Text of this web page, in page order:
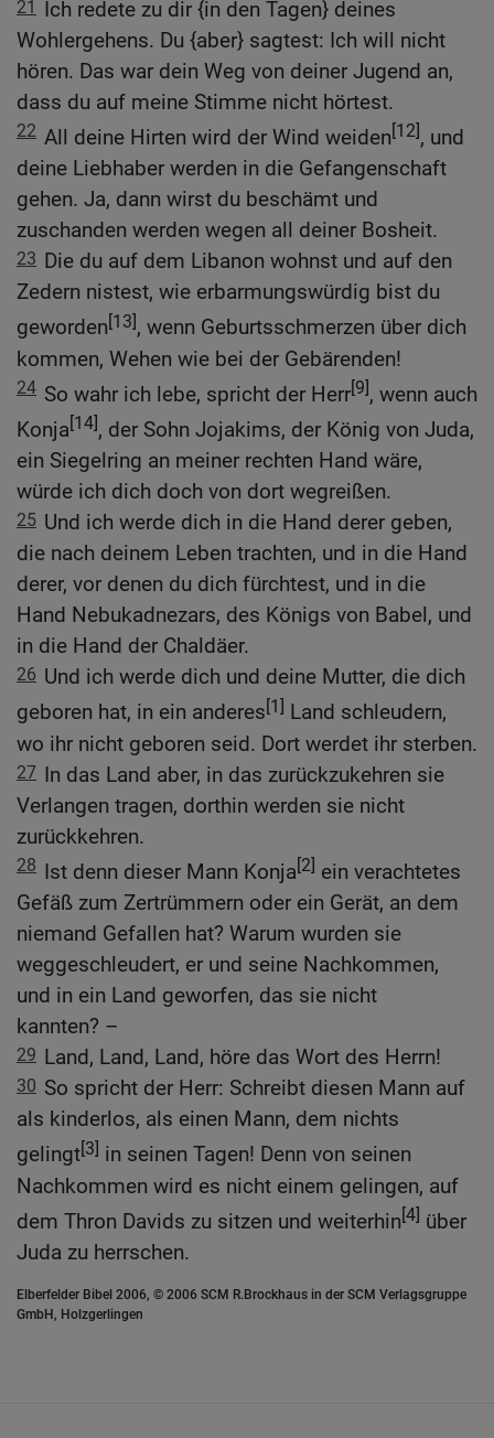
21
Ich redete zu dir {in den Tagen} deines
Wohlergehens. Du {aber} sagtest: Ich will nicht
hören. Das war dein Weg von deiner Jugend an,
dass du auf meine Stimme nicht hörtest.
22 All deine Hirten wird der Wind weiden[12], und
deine Liebhaber werden in die Gefangenschaft
gehen. Ja, dann wirst du beschämt und
zuschanden werden wegen all deiner Bosheit.
23 Die du auf dem Libanon wohnst und auf den
Zedern nistest, wie erbarmungswürdig bist du
geworden[13], wenn Geburtsschmerzen über dich
kommen, Wehen wie bei der Gebärenden!
24 So wahr ich lebe, spricht der Herr[9], wenn auch
Konja[14], der Sohn Jojakims, der König von Juda,
ein Siegelring an meiner rechten Hand wäre,
würde ich dich doch von dort wegreißen.
25 Und ich werde dich in die Hand derer geben,
die nach deinem Leben trachten, und in die Hand
derer, vor denen du dich fürchtest, und in die
Hand Nebukadnezars, des Königs von Babel, und
in die Hand der Chaldäer.
26 Und ich werde dich und deine Mutter, die dich
geboren hat, in ein anderes[1] Land schleudern,
wo ihr nicht geboren seid. Dort werdet ihr sterben.
27 In das Land aber, in das zurückzukehren sie
Verlangen tragen, dorthin werden sie nicht
zurückkehren.
28 Ist denn dieser Mann Konja[2] ein verachtetes
Gefäß zum Zertrümmern oder ein Gerät, an dem
niemand Gefallen hat? Warum wurden sie
weggeschleudert, er und seine Nachkommen,
und in ein Land geworfen, das sie nicht
kannten? –
29 Land, Land, Land, höre das Wort des Herrn!
30 So spricht der Herr: Schreibt diesen Mann auf
als kinderlos, als einen Mann, dem nichts
gelingt[3] in seinen Tagen! Denn von seinen
Nachkommen wird es nicht einem gelingen, auf
dem Thron Davids zu sitzen und weiterhin[4] über
Juda zu herrschen.
Elberfelder Bibel 2006, © 2006 SCM R.Brockhaus in der SCM Verlagsgruppe
GmbH, Holzgerlingen